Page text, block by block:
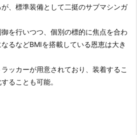
、標準装備として二挺のサブマシンガ
を行いつつ、個別の標的に焦点を合わ
るなどBMIを搭載している恩恵は大き
ッカーが用意されており、装着するこ
ることも可能。